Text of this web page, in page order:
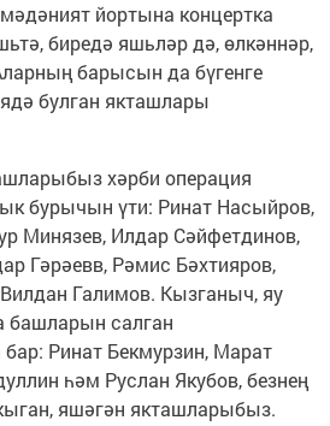
йортына концертка
биредә яшьләр дә, өлкәннәр,
барысын да бүгенге
булган якташлары
хәрби операция
бурычын үти: Ринат Насыйров,
Минязев, Илдар Сәйфетдинов,
Гәрәевв, Рәмис Бәхтияров,
Галимов. Кызганыч, яу
салган
Ринат Бекмурзин, Марат
һәм Руслан Якубов, безнең
яшәгән якташларыбыз.